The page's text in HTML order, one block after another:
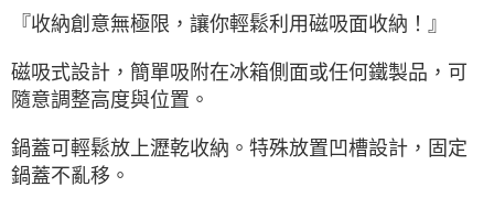
『收納創意無極限，讓你輕鬆利用磁吸面收納！』
磁吸式設計，簡單吸附在冰箱側面或任何鐵製品，可
隨意調整高度與位置。
鍋蓋可輕鬆放上瀝乾收納。特殊放置凹槽設計，固定
鍋蓋不亂移。